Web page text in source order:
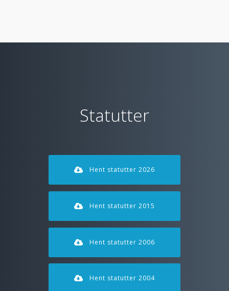
Statutter
Hent statutter 2026
Hent statutter 2015
Hent statutter 2006
Hent statutter 2004